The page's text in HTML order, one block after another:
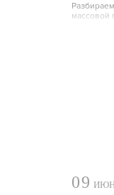
массовой
09